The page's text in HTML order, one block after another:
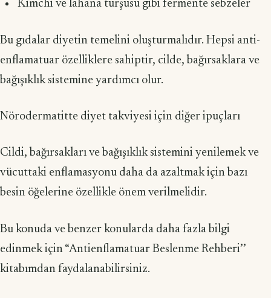
Kimchi ve lahana turşusu gibi fermente sebzeler
Bu gıdalar diyetin temelini oluşturmalıdır. Hepsi anti-
enflamatuar özelliklere sahiptir, cilde, bağırsaklara ve
bağışıklık sistemine yardımcı olur.
Nörodermatitte diyet takviyesi için diğer ipuçları
Cildi, bağırsakları ve bağışıklık sistemini yenilemek ve
vücuttaki enflamasyonu daha da azaltmak için bazı
besin öğelerine özellikle önem verilmelidir.
Bu konuda ve benzer konularda daha fazla bilgi
edinmek için “Antienflamatuar Beslenme Rehberi’’
kitabımdan faydalanabilirsiniz.